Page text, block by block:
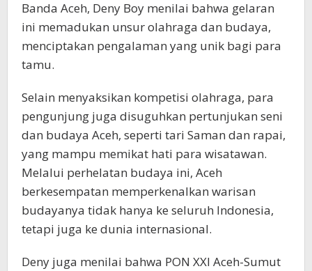
Banda Aceh, Deny Boy menilai bahwa gelaran
ini memadukan unsur olahraga dan budaya,
menciptakan pengalaman yang unik bagi para
tamu.
Selain menyaksikan kompetisi olahraga, para
pengunjung juga disuguhkan pertunjukan seni
dan budaya Aceh, seperti tari Saman dan rapai,
yang mampu memikat hati para wisatawan.
Melalui perhelatan budaya ini, Aceh
berkesempatan memperkenalkan warisan
budayanya tidak hanya ke seluruh Indonesia,
tetapi juga ke dunia internasional.
Deny juga menilai bahwa PON XXI Aceh-Sumut